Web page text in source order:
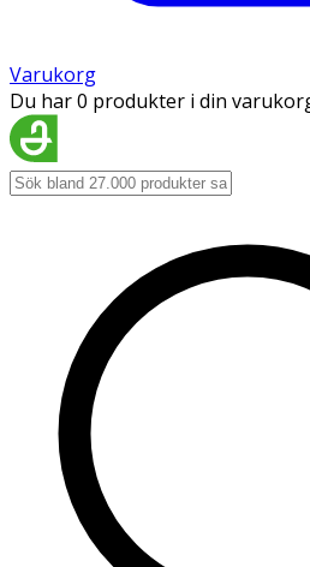
Varukorg
Du har 0 produkter i din